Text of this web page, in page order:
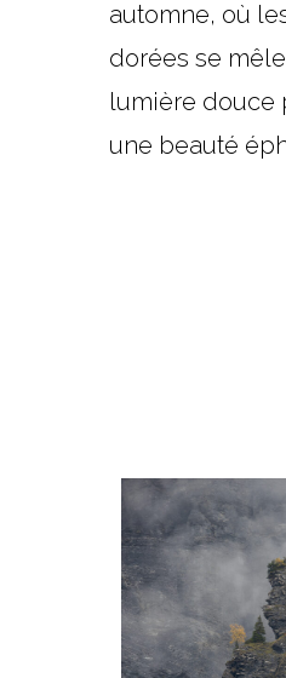
automne, où
dorées se
lumière douce
une beauté